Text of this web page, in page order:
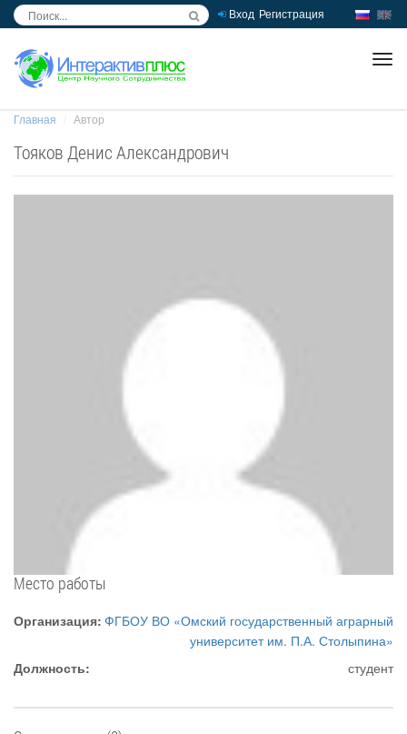
Вход Регистрация
Главная Автор
Тояков Денис Александрович
Место работы
Организация: ФГБОУ ВО «Омский государственный аграрный
университет им. П.А. Столыпина»
Должность:
студент